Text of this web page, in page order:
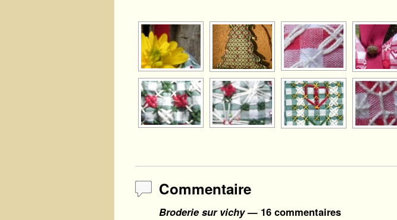
Commentaire
Broderie sur vichy— 16 commentaires